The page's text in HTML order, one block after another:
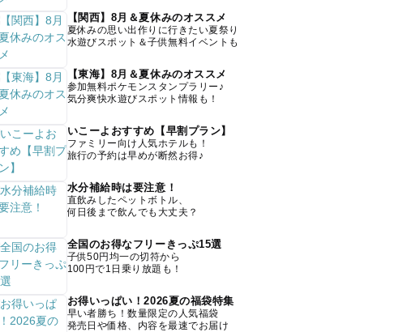
【関西】8月＆夏休みのオススメ
夏休みの思い出作りに行きたい夏祭り
水遊びスポット＆子供無料イベントも
【東海】8月＆夏休みのオススメ
参加無料ポケモンスタンプラリー♪
気分爽快水遊びスポット情報も！
いこーよおすすめ【早割プラン】
ファミリー向け人気ホテルも！
旅行の予約は早めが断然お得♪
水分補給時は要注意！
直飲みしたペットボトル、
何日後まで飲んでも大丈夫？
全国のお得なフリーきっぷ15選
子供50円均一の切符から
100円で1日乗り放題も！
お得いっぱい！2026夏の福袋特集
早い者勝ち！数量限定の人気福袋
発売日や価格、内容を最速でお届け